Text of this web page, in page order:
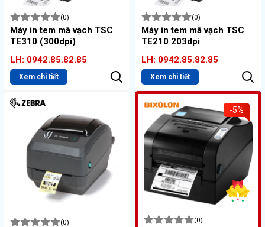
(0)
Máy in tem mã vạch TSC
TE310 (300dpi)
LH: 0942.85.82.85
Xem chi tiết
(0)
Máy in tem mã vạch TSC
TE210 203dpi
LH: 0942.85.82.85
Xem chi tiết
(0)
-5%
(0)